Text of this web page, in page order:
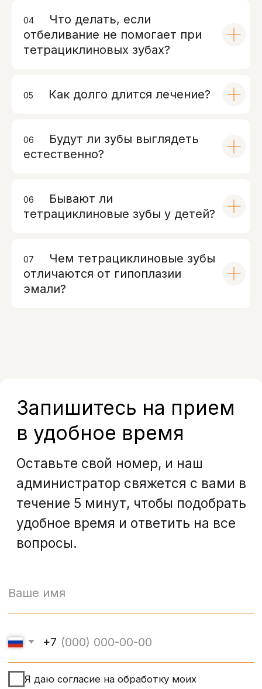
04
Что делать, если
отбеливание не помогает при
тетрациклиновых зубах?
05 Как долго длится лечение?
06
Будут ли зубы выглядеть
естественно?
06
Бывают ли
тетрациклиновые зубы у детей?
07
Чем тетрациклиновые зубы
отличаются от гипоплазии
эмали?